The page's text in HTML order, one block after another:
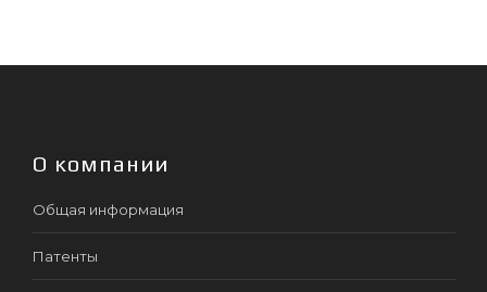
О компании
Общая информация
Патенты